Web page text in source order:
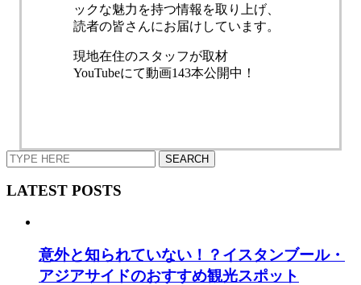
ックな魅力を持つ情報を取り上げ、
読者の皆さんにお届けしています。
現地在住のスタッフが取材
YouTubeにて動画143本公開中！
LATEST POSTS
意外と知られていない！？イスタンブール・
アジアサイドのおすすめ観光スポット